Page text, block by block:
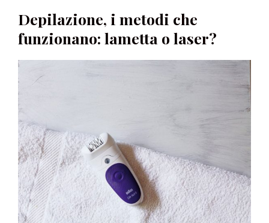
Depilazione, i metodi che
funzionano: lametta o laser?